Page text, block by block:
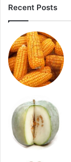
Recent Posts